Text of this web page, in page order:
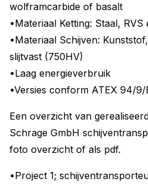
wolframcarbide of basalt
•Materiaal Ketting: Staal,
•Materiaal Schijven:
slijtvast (750HV)
•Laag energieverbruik
•Versies conform ATEX 94/
Een overzicht van
Schrage GmbH
foto overzicht of als pdf.
•Project 1;